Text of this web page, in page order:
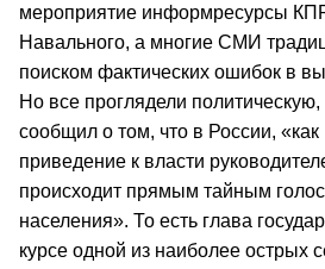
мероприятие информресурсы
Навального, а многие СМИ
поиском фактических ошибок в
Но все проглядели политическую,
сообщил о том, что в России, «как
приведение к власти
происходит прямым тайным
населения». То есть глава
курсе одной из наиболее острых